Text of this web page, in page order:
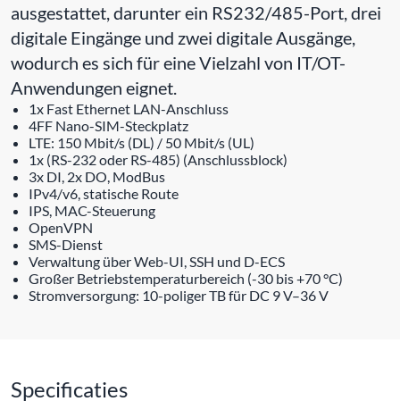
ausgestattet, darunter ein RS232/485-Port, drei
digitale Eingänge und zwei digitale Ausgänge,
wodurch es sich für eine Vielzahl von IT/OT-
Anwendungen eignet.
1x Fast Ethernet LAN-Anschluss
4FF Nano-SIM-Steckplatz
LTE: 150 Mbit/s (DL) / 50 Mbit/s (UL)
1x (RS-232 oder RS-485) (Anschlussblock)
3x DI, 2x DO, ModBus
IPv4/v6, statische Route
IPS, MAC-Steuerung
OpenVPN
SMS-Dienst
Verwaltung über Web-UI, SSH und D-ECS
Großer Betriebstemperaturbereich (-30 bis +70 °C)
Stromversorgung: 10-poliger TB für DC 9 V–36 V
Specificaties